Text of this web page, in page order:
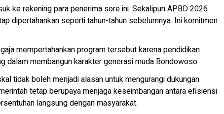
ke rekening para penerima sore ini. Sekalipun APBD 2026
dipertahankan seperti tahun-tahun sebelumnya. Ini komitmen
mempertahankan program tersebut karena pendidikan
dalam membangun karakter generasi muda Bondowoso.
tidak boleh menjadi alasan untuk mengurangi dukungan
tetap berupaya menjaga keseimbangan antara efisiensi
langsung dengan masyarakat.